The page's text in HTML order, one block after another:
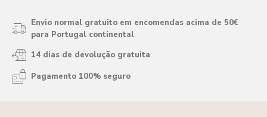
Envio normal gratuito em encomendas acima de 50€
para Portugal continental
14 dias de devolução gratuita
Pagamento 100% seguro